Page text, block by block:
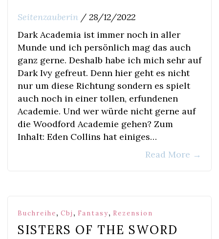
Seitenzauberin / 28/12/2022
Dark Academia ist immer noch in aller
Munde und ich persönlich mag das auch
ganz gerne. Deshalb habe ich mich sehr auf
Dark Ivy gefreut. Denn hier geht es nicht
nur um diese Richtung sondern es spielt
auch noch in einer tollen, erfundenen
Academie. Und wer würde nicht gerne auf
die Woodford Academie gehen? Zum
Inhalt: Eden Collins hat einiges…
Read More →
Buchreihe, Cbj , Fantasy, Rezension
SISTERS OF THE SWORD